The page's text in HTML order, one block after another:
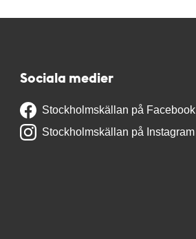
Sociala medier
Stockholmskällan på Facebook
Stockholmskällan på Instagram